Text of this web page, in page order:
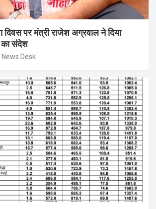
दिवस पर मंत्री राजेश अग्रवाल ने दिया
का संदेश
News Desk